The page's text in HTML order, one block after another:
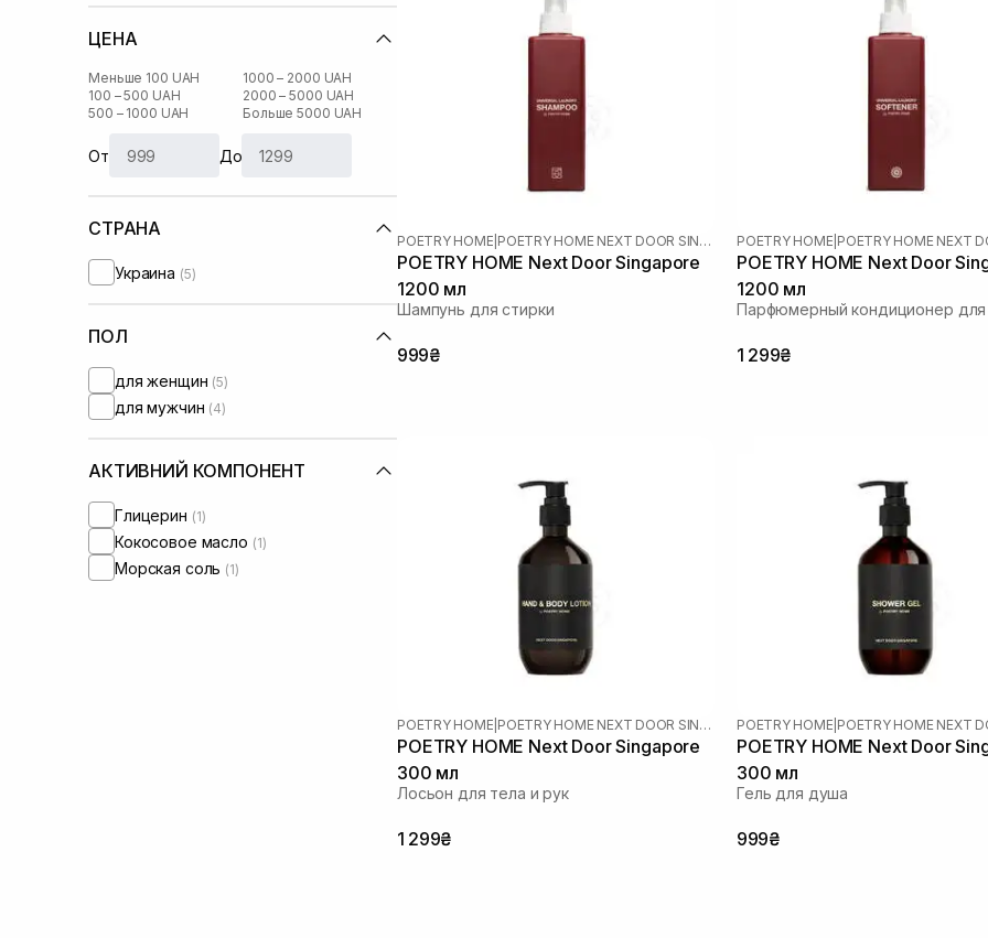
ЦЕНА
Меньше 100 UAH
100 – 500 UAH
500 – 1000 UAH
1000 – 2000 UAH
2000 – 5000 UAH
Больше 5000 UAH
От До
СТРАНА
Украина (5)
ПОЛ
для женщин (5)
для мужчин (4)
АКТИВНИЙ КОМПОНЕНТ
Глицерин (1)
Кокосовое масло (1)
Морская соль (1)
POETRY HOME POETRY HOME NEXT DOOR SINGAPORE
POETRY HOME Next Door Singapore
1200 мл
Шампунь для стирки
999₴
POETRY HOME
POETRY HOME Next Door
1200 мл
Парфюмерный кондиционер для
1 299₴
POETRY HOME POETRY HOME NEXT DOOR SINGAPORE
POETRY HOME Next Door Singapore
300 мл
Лосьон для тела и рук
1 299₴
POETRY HOME
POETRY HOME Next Door
300 мл
Гель для душа
999₴